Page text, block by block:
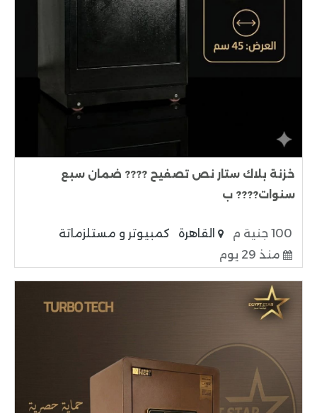
خزنة بلاك ستار نص تصفيح ???? ضمان سبع
سنوات???? ب
100 جنية م القاهرة
كمبيوتر و مستلزماتة
منذ 29 يوم